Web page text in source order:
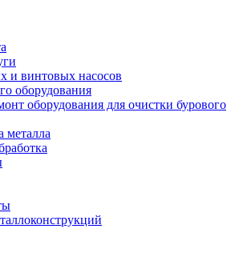
и винтовых насосов
оборудования
оборудования для очистки бурового
металла